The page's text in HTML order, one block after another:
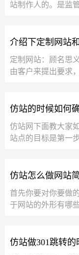
站制作人的。是
介绍下定制网站
定制网站：顾名思
由客户来提出要求
仿站的时候如何
仿站网下面教大家
站点的目标是第一
仿站怎么做网站简
首先你要对你要做
于网站的外形有哪
仿站做301跳转的